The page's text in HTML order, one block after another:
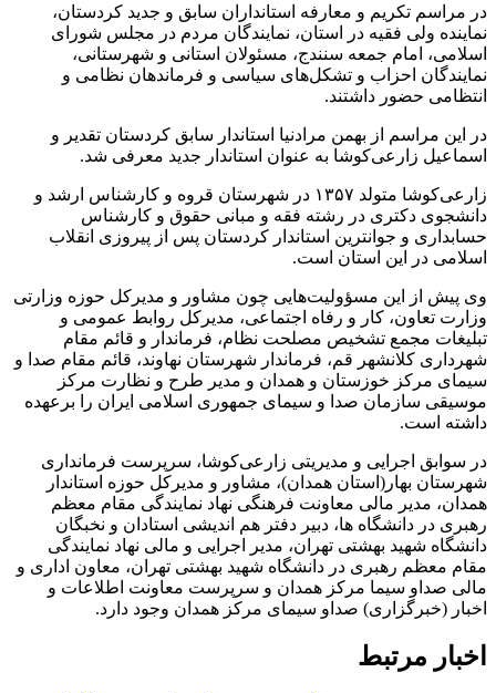
در مراسم تکریم و معارفه استانداران سابق و جدید کردستان،
نماینده ولی فقیه در استان، نمایندگان مردم در مجلس شورای
اسلامی، امام جمعه سنندج، مسئولان استانی و شهرستانی،
نمایندگان احزاب و تشکل‌های سیاسی و فرماندهان نظامی و
انتظامی حضور داشتند.
در این مراسم از بهمن مرادنیا استاندار سابق کردستان تقدیر و
اسماعیل زارعی‌کوشا به عنوان استاندار جدید معرفی شد.
زارعی‌کوشا متولد ۱۳۵۷ در شهرستان قروه و کارشناس ارشد و
دانشجوی دکتری در رشته فقه و مبانی حقوق و کارشناس
حسابداری و جوانترین استاندار کردستان پس از پیروزی انقلاب
اسلامی در این استان است.
وی پیش از این مسؤولیت‌هایی چون مشاور و مدیرکل حوزه وزارتی
وزارت تعاون، کار و رفاه اجتماعی، مدیرکل روابط عمومی و
تبلیغات مجمع تشخیص مصلحت نظام، فرماندار و قائم مقام
شهرداری کلانشهر قم، فرماندار شهرستان نهاوند، قائم مقام صدا و
سیمای مرکز خوزستان و همدان و مدیر طرح و نظارت مرکز
موسیقی سازمان صدا و سیمای جمهوری اسلامی ایران را برعهده
داشته است.
در سوابق اجرایی و مدیریتی زارعی‌کوشا، سرپرست فرمانداری
شهرستان بهار(استان همدان)، مشاور و مدیرکل حوزه استاندار
همدان، مدیر مالی معاونت فرهنگی نهاد نمایندگی مقام معظم
رهبری در دانشگاه ها، دبیر دفتر هم اندیشی استادان و نخبگان
دانشگاه شهید بهشتی تهران، مدیر اجرایی و مالی نهاد نمایندگی
مقام معظم رهبری در دانشگاه شهید بهشتی تهران، معاون اداری و
مالی صداو سیما مرکز همدان و سرپرست معاونت اطلاعات و
اخبار (خبرگزاری) صداو سیمای مرکز همدان وجود دارد.
اخبار مرتبط